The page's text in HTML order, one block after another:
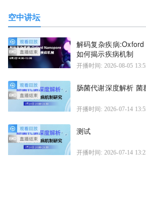
空中讲坛
解码复杂疾病
如何揭示疾病机制
开播时间: 2026-08-05
肠菌代谢深度解析
开播时间: 2026-07-14
测试
开播时间: 2026-07-14